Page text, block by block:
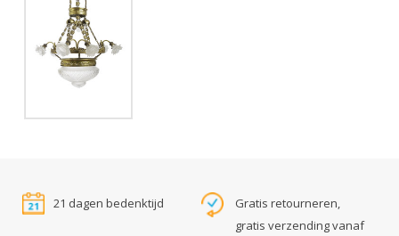
21 dagen bedenktijd
Gratis retourneren,
gratis verzending vanaf